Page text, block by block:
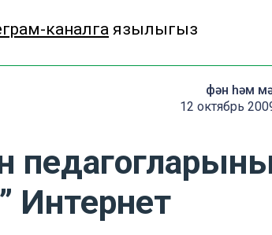
каналга язылыгыз
фән һәм
12 октябрь
Интернет